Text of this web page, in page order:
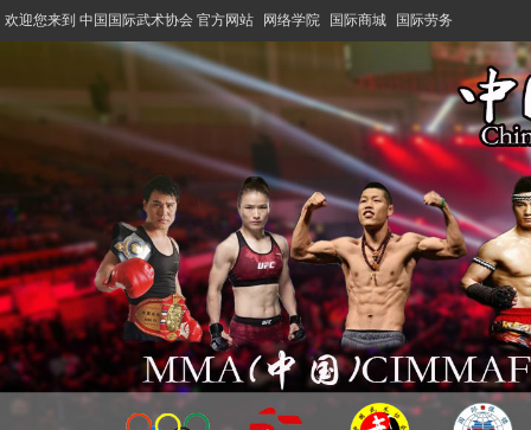
欢迎您来到 中国国际武术协会 官方网站 网络学院 国际商城 国际劳务